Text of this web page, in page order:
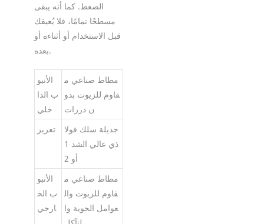
الضغط. كما أنه يبقى
مسطحًا تمامًا، فلا يُعيقك
قبل الاستخدام أو أثناءه أو
بعده.
الأنبو
ب الدا
خلي
مطاط صناعي م
قاوم للزيوت بدو
ن درزات
تعزيز
جديلة سلك فولا
ذي عالي الشد 1
أو 2
الأنبو
ب الخ
ارجي
مطاط صناعي م
قاوم للزيوت وال
عوامل الجوية وا